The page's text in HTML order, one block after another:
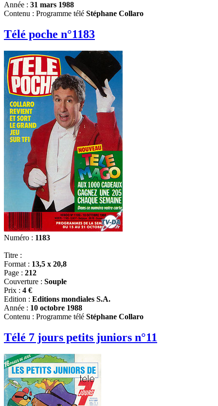
Année : 31 mars 1988
Contenu : Programme télé Stéphane Collaro
Télé poche n°1183
Numéro : 1183
Titre :
Format : 13,5 x 20,8
Page : 212
Couverture : Souple
Prix : 4 €
Edition : Editions mondiales S.A.
Année : 10 octobre 1988
Contenu : Programme télé Stéphane Collaro
Télé 7 jours petits juniors n°11